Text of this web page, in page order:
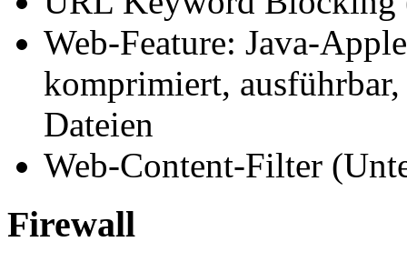
Web-Feature: Java-
komprimiert,
Dateien
Web-Content-Filter
Firewall